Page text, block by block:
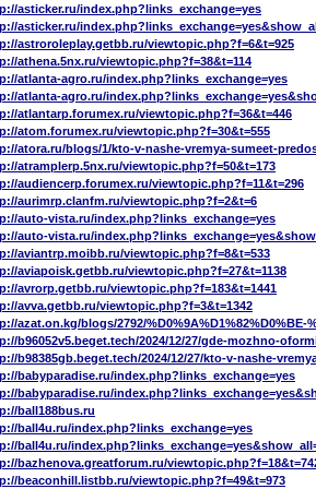
asticker.ru/index.php?links_exchange=yes
asticker.ru/
astroroleplay.getbb.ru/viewtopic.php?f=6&t=925
athena.5nx.ru/viewtopic.php?f=38&t=114
atlanta-agro.ru/index.php?links_exchange=yes
atlanta-agro.ru/
atlantarp.forumex.ru/viewtopic.php?f=36&t=446
atom.forumex.ru/viewtopic.php?f=30&t=555
atora.ru/blogs/1/kto-v-nashe-vremya-sumeet-
atramplerp.5nx.ru/viewtopic.php?f=50&t=173
audiencerp.forumex.ru/viewtopic.php?f=11&t=296
aurimrp.clanfm.ru/viewtopic.php?f=2&t=6
auto-vista.ru/index.php?links_exchange=yes
auto-vista.ru/
aviantrp.moibb.ru/viewtopic.php?f=8&t=533
aviapoisk.getbb.ru/viewtopic.php?f=27&t=1138
avrorp.getbb.ru/viewtopic.php?f=183&t=1441
avva.getbb.ru/viewtopic.php?f=3&t=1342
azat.on.kg/blogs/2792/%D0%9A%D1%82%D0%BE-
b96052v5.beget.tech/2024/12/27/gde-mozhno-
b98385gb.beget.tech/2024/12/27/kto-v-nashe-
babyparadise.ru/index.php?links_exchange=yes
babyparadise.ru/
ball188bus.ru
ball4u.ru/index.php?links_exchange=yes
ball4u.ru/
bazhenova.greatforum.ru/
beaconhill.listbb.ru/viewtopic.php?f=49&t=973